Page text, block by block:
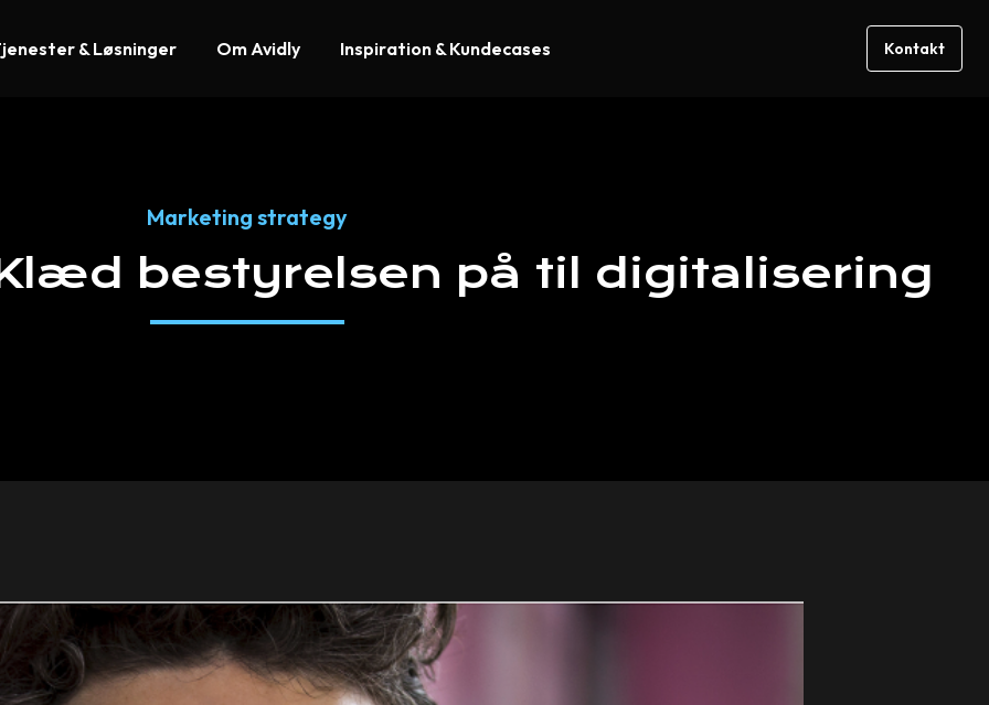
& Løsninger Om Avidly Inspiration & Kundecases Kontakt
Marketing strategy
bestyrelsen på til digitalisering